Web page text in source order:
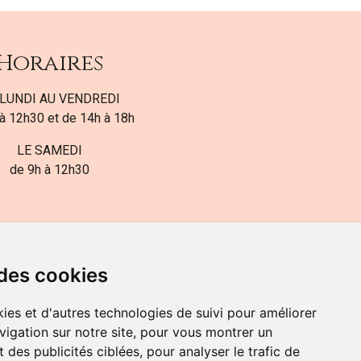
cookies
et d'autres technologies de suivi pour améliorer
sur notre site, pour vous montrer un
des publicités ciblées, pour analyser le trafic de
AU VENDREDI
12h30 et de 14h à 18h
LE SAMEDI
de 9h à 12h30
700-592